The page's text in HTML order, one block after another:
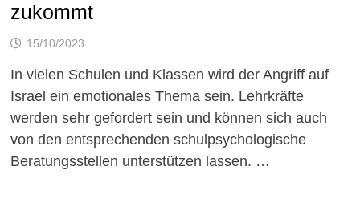
zukommt
15/10/2023
In vielen Schulen und Klassen wird der Angriff auf
Israel ein emotionales Thema sein. Lehrkräfte
werden sehr gefordert sein und können sich auch
von den entsprechenden schulpsychologische
Beratungsstellen unterstützen lassen. …